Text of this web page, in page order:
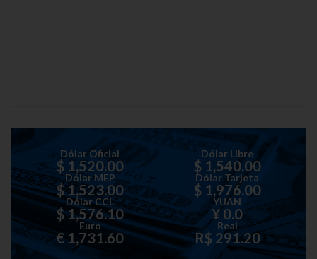
Dólar Oficial
$ 1,520.00
Dólar Libre
$ 1,540.00
Dólar MEP
$ 1,523.00
Dólar Tarjeta
$ 1,976.00
Dólar CCL
$ 1,576.10
YUAN
¥ 0.0
Euro
€ 1,731.60
Real
R$ 291.20